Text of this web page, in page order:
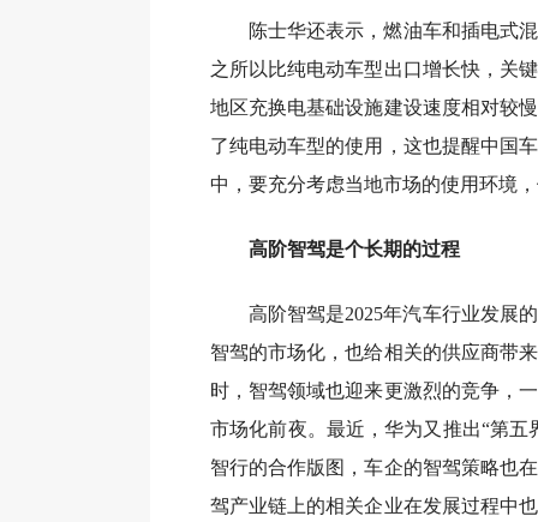
陈士华还表示，燃油车和插电式
之所以比纯电动车型出口增长快，关
地区充换电基础设施建设速度相对较
了纯电动车型的使用，这也提醒中国
中，要充分考虑当地市场的使用环境
高阶智驾是个长期的过程
高阶智驾是2025年汽车行业发展
智驾的市场化，也给相关的供应商带
时，智驾领域也迎来更激烈的竞争，
市场化前夜。最近，华为又推出“第五
智行的合作版图，车企的智驾策略也
驾产业链上的相关企业在发展过程中